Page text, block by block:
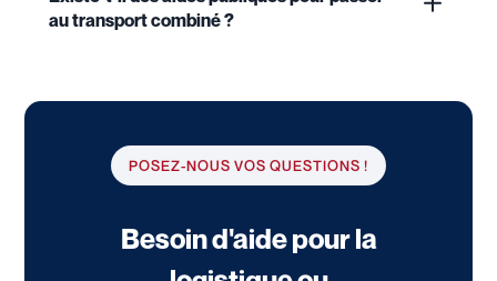
au transport combiné ?
POSEZ-NOUS VOS QUESTIONS !
Besoin d'aide pour la